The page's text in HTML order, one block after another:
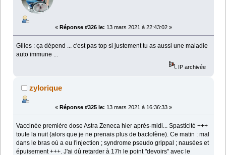
« Réponse #326 le: 13 mars 2021 à 22:43:02 »
Gilles : ça dépend ... c'est pas top si justement tu as aussi une maladie
auto immune ...
IP archivée
zylorique
« Réponse #325 le: 13 mars 2021 à 16:36:33 »
Vaccinée première dose Astra Zeneca hier après-midi... Spasticité +++
toute la nuit (alors que je ne prenais plus de baclofène). Ce matin : mal
dans le bras où a eu l'injection ; syndrome pseudo grippal ; nausées et
épuisement +++. J'ai dû retarder à 17h le point "devoirs" avec le